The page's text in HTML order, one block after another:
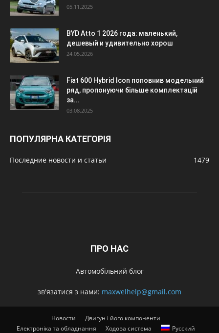
05.11.2025
BYD Atto 1 2026 года: маленький,
дешевый и удивительно хорош
24.05.2026
Fiat 600 Hybrid Icon поповнив модельний
ряд, пропонуючи більше комплектацій
за...
03.08.2025
ПОПУЛЯРНА КАТЕГОРІЯ
Последние новости и статьи 1479
ПРО НАС
Автомобільний блог
зв'язатися з нами: maxwelhelp@gmail.com
Новости
Двигун і його компоненти
Електроніка та обладнання
Ходова система Русский